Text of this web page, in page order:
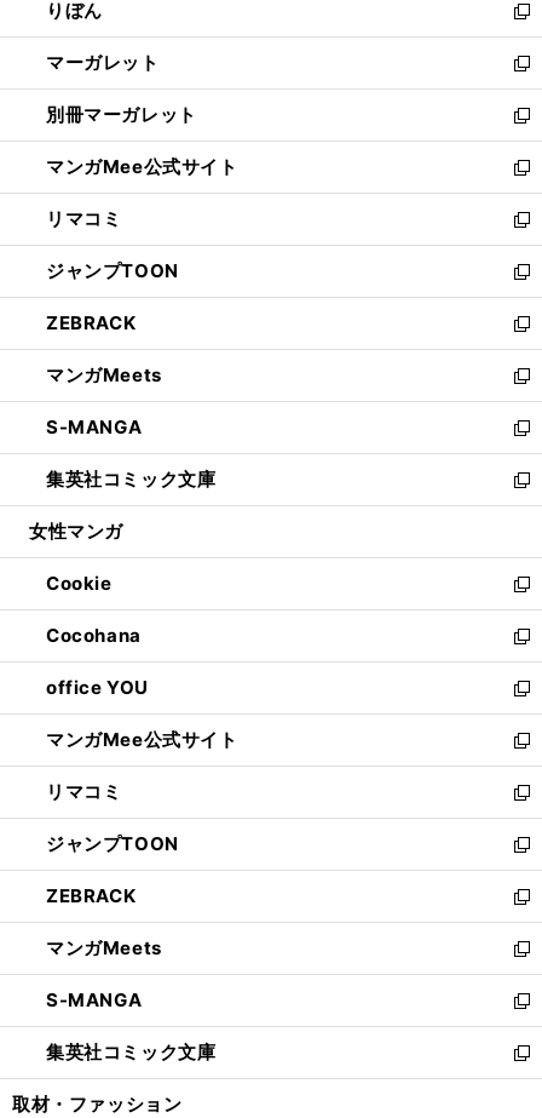
く
で
開
く
ド
ウ
で
開
く
ィ
ン
ド
ウ
で
開
く
りぼん
新
し
い
ウ
ィ
ン
ド
ウ
で
開
く
マーガレット
新
し
い
ウ
ィ
ン
ド
ウ
で
開
く
別冊マーガレット
新
し
い
ウ
ィ
ン
ド
ウ
で
開
く
マンガMee公式サイト
新
し
い
ウ
ィ
ン
ド
ウ
で
開
く
リマコミ
新
し
い
ウ
ィ
ン
ド
ウ
で
開
く
ジャンプTOON
新
し
い
ウ
ィ
ン
ド
ウ
で
開
ZEBRACK
新
し
い
ウ
ィ
ン
ド
ウ
開
く
マンガMeets
新
し
い
ウ
ィ
ン
ウ
で
開
く
S-MANGA
新
し
い
ウ
ン
ド
ウ
で
開
く
集英社コミック文庫
新
し
ウ
ィ
ン
ド
ウ
で
開
く
女性マンガ
Cookie
新
し
い
ウ
ィ
ン
ド
ウ
で
開
く
Cocohana
新
し
い
ウ
ィ
ン
ド
ウ
で
開
く
office YOU
新
し
い
ウ
ィ
ン
ド
ウ
で
開
く
マンガMee公式サイト
新
し
い
ウ
ィ
ン
ド
ウ
で
開
く
リマコミ
新
し
い
ウ
ィ
ン
ド
ウ
で
開
く
ジャンプTOON
新
し
い
ウ
ィ
ン
ド
ウ
で
開
ZEBRACK
新
し
い
ウ
ィ
ン
ド
ウ
マンガMeets
新
し
い
ウ
ィ
ン
S-MANGA
新
し
い
ウ
集英社コミック文庫
新
し
取材・ファッション